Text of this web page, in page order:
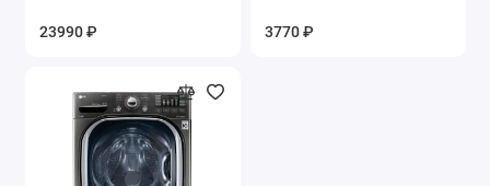
23990 ₽ 3770 ₽